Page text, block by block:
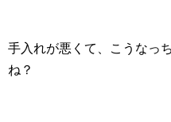
手入れが悪くて、こうなっ
ね？